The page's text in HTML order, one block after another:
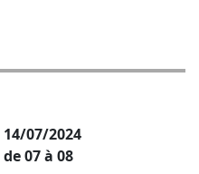
14/07/2024
de 07 à 08